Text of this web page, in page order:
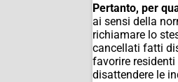
Pertanto, per
ai sensi della
richiamare lo
cancellati fatti
favorire
disattendere le